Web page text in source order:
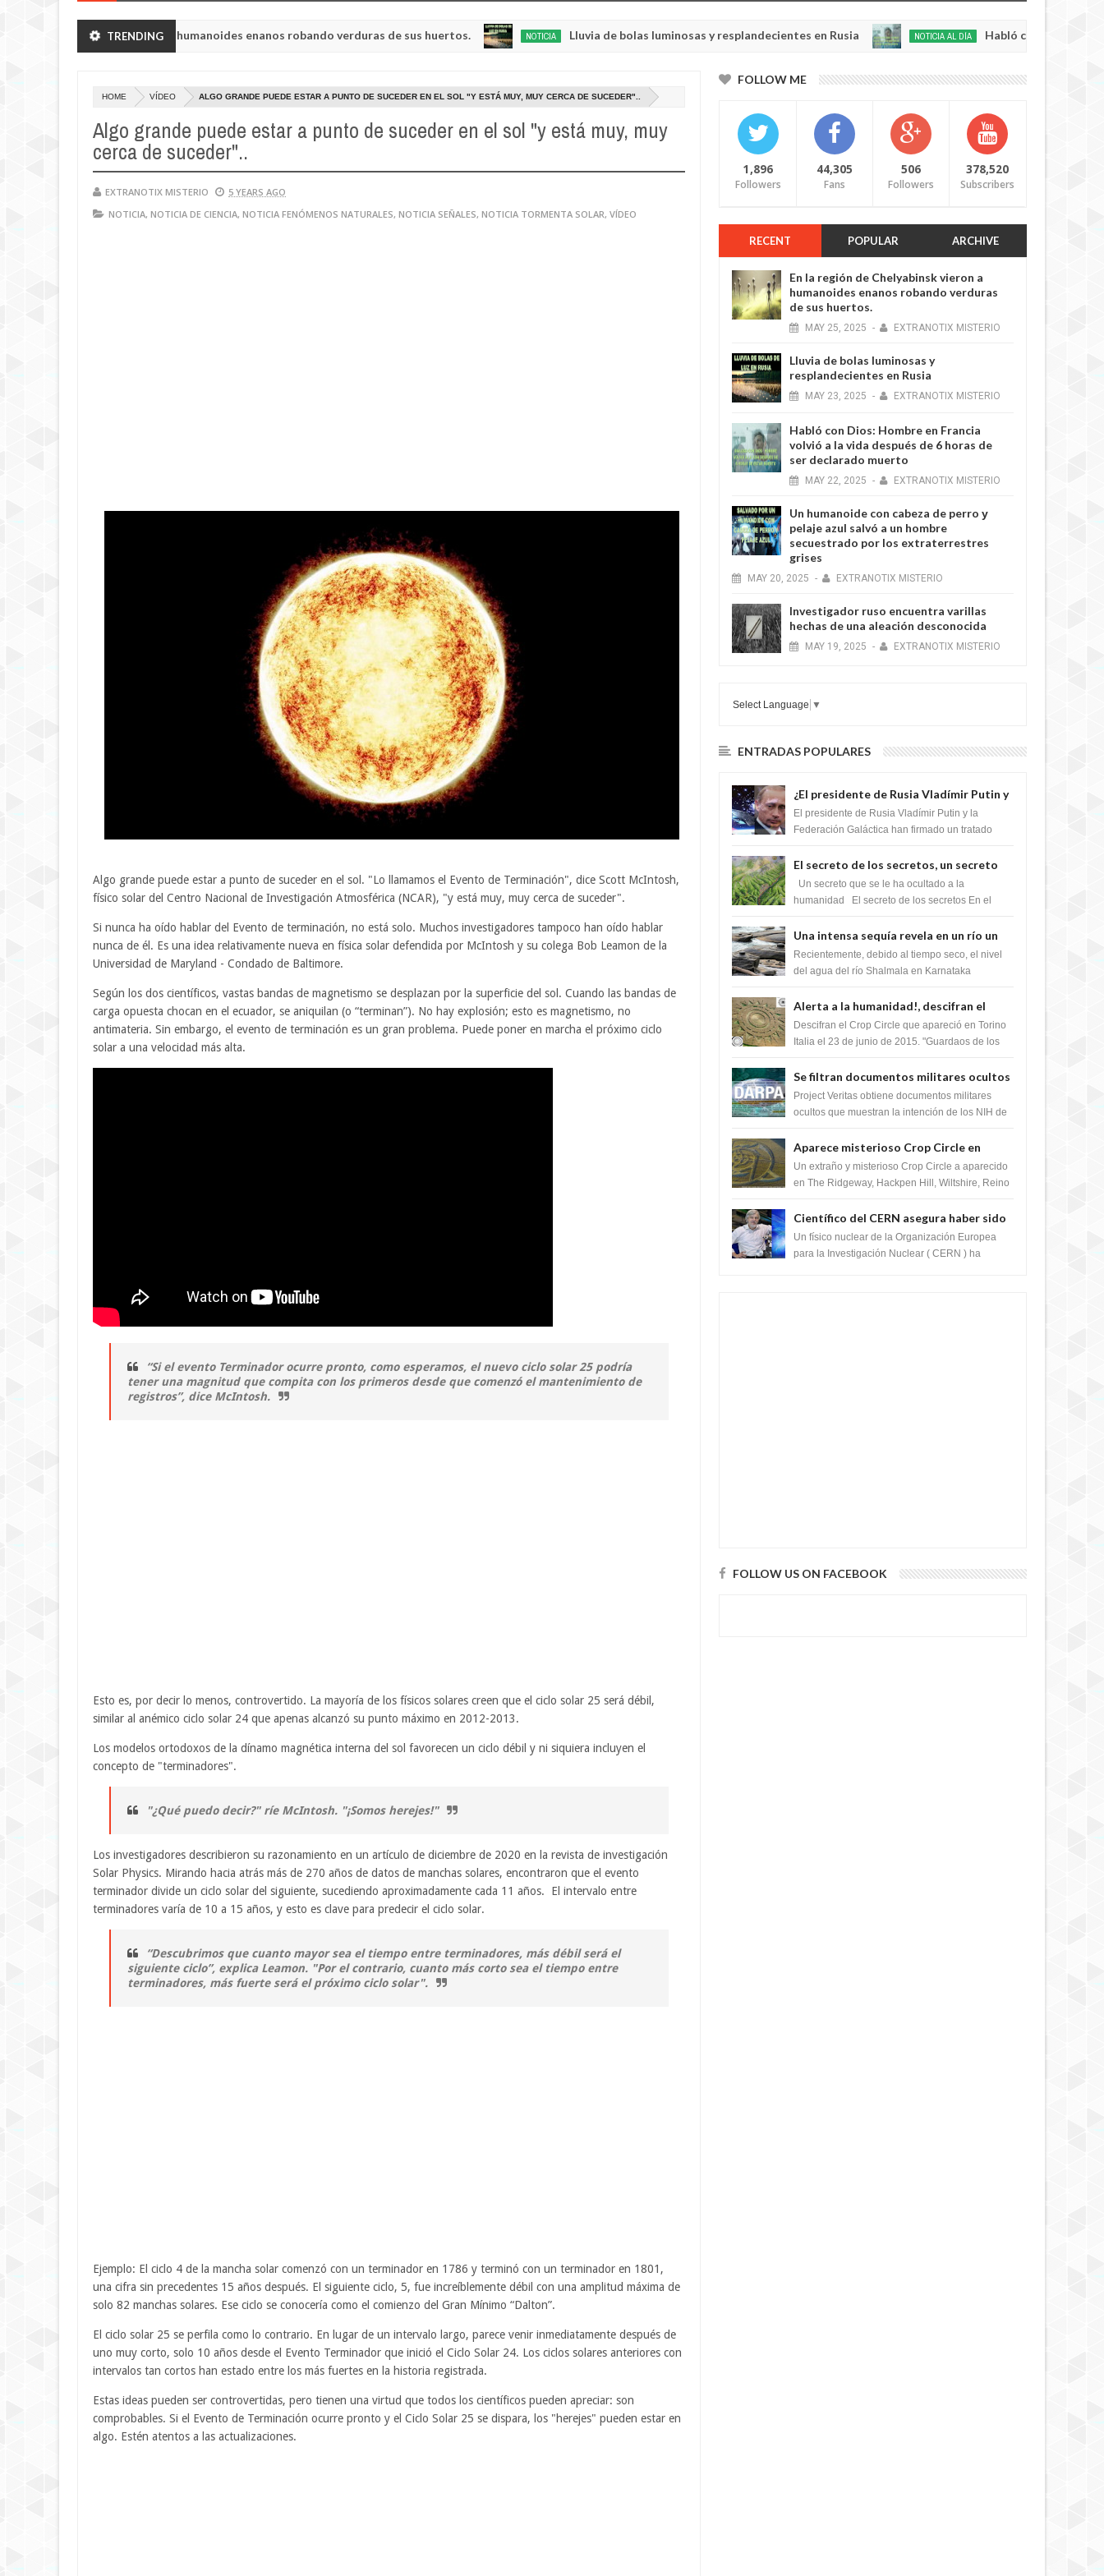
TRENDING
Chelyabinsk vieron a humanoides enanos robando verduras de sus huertos. NOTICIA Lluvia de bolas luminosas y resplandecientes en Rusia
20250
NOTICIA AL DÍA Habló con Dios: Hombre en
HOME VÍDEO ALGO GRANDE PUEDE ESTAR A PUNTO DE SUCEDER EN EL SOL "Y ESTÁ MUY, MUY CERCA DE SUCEDER"..
Algo grande puede estar a punto de suceder en el sol "y está muy, muy
cerca de suceder"..
EXTRANOTIX MISTERIO
5 YEARS AGO
NOTICIA, NOTICIA DE CIENCIA, NOTICIA FENÓMENOS NATURALES, NOTICIA SEÑALES, NOTICIA TORMENTA SOLAR, VÍDEO
Algo grande puede estar a punto de suceder en el sol. "Lo llamamos el Evento de Terminación", dice Scott McIntosh,
físico solar del Centro Nacional de Investigación Atmosférica (NCAR), "y está muy, muy cerca de suceder".
Si nunca ha oído hablar del Evento de terminación, no está solo. Muchos investigadores tampoco han oído hablar
nunca de él. Es una idea relativamente nueva en física solar defendida por McIntosh y su colega Bob Leamon de la
Universidad de Maryland - Condado de Baltimore.
Según los dos científicos, vastas bandas de magnetismo se desplazan por la superficie del sol. Cuando las bandas de
carga opuesta chocan en el ecuador, se aniquilan (o “terminan”). No hay explosión; esto es magnetismo, no
antimateria. Sin embargo, el evento de terminación es un gran problema. Puede poner en marcha el próximo ciclo
solar a una velocidad más alta.
“Si el evento Terminador ocurre pronto, como esperamos, el nuevo ciclo solar 25 podría
tener una magnitud que compita con los primeros desde que comenzó el mantenimiento de
registros”, dice McIntosh.
Esto es, por decir lo menos, controvertido. La mayoría de los físicos solares creen que el ciclo solar 25 será débil,
similar al anémico ciclo solar 24 que apenas alcanzó su punto máximo en 2012-2013.
Los modelos ortodoxos de la dínamo magnética interna del sol favorecen un ciclo débil y ni siquiera incluyen el
concepto de "terminadores".
"¿Qué puedo decir?" ríe McIntosh. "¡Somos herejes!"
Los investigadores describieron su razonamiento en un artículo de diciembre de 2020 en la revista de investigación
Solar Physics. Mirando hacia atrás más de 270 años de datos de manchas solares, encontraron que el evento
terminador divide un ciclo solar del siguiente, sucediendo aproximadamente cada 11 años. El intervalo entre
terminadores varía de 10 a 15 años, y esto es clave para predecir el ciclo solar.
“Descubrimos que cuanto mayor sea el tiempo entre terminadores, más débil será el
siguiente ciclo”, explica Leamon. "Por el contrario, cuanto más corto sea el tiempo entre
terminadores, más fuerte será el próximo ciclo solar".
Ejemplo: El ciclo 4 de la mancha solar comenzó con un terminador en 1786 y terminó con un terminador en 1801,
una cifra sin precedentes 15 años después. El siguiente ciclo, 5, fue increíblemente débil con una amplitud máxima de
solo 82 manchas solares. Ese ciclo se conocería como el comienzo del Gran Mínimo “Dalton”.
El ciclo solar 25 se perfila como lo contrario. En lugar de un intervalo largo, parece venir inmediatamente después de
uno muy corto, solo 10 años desde el Evento Terminador que inició el Ciclo Solar 24. Los ciclos solares anteriores con
intervalos tan cortos han estado entre los más fuertes en la historia registrada.
Estas ideas pueden ser controvertidas, pero tienen una virtud que todos los científicos pueden apreciar: son
comprobables. Si el Evento de Terminación ocurre pronto y el Ciclo Solar 25 se dispara, los "herejes" pueden estar en
algo. Estén atentos a las actualizaciones.
FOLLOW ME
1,896
Followers
44,305
Fans
506
Followers
378,520
Subscribers
RECENT POPULAR ARCHIVE
En la región de Chelyabinsk vieron a
humanoides enanos robando verduras
de sus huertos.
MAY 25, 2025 - EXTRANOTIX MISTERIO
Lluvia de bolas luminosas y
resplandecientes en Rusia
MAY 23, 2025 - EXTRANOTIX MISTERIO
Habló con Dios: Hombre en Francia
volvió a la vida después de 6 horas de
ser declarado muerto
MAY 22, 2025 - EXTRANOTIX MISTERIO
Un humanoide con cabeza de perro у
pelaje azul salvó a un hombre
secuestrado por los extraterrestres
grises
MAY 20, 2025 - EXTRANOTIX MISTERIO
Investigador ruso encuentra varillas
hechas de una aleación desconocida
MAY 19, 2025 - EXTRANOTIX MISTERIO
Select Language ▼
ENTRADAS POPULARES
¿El presidente de Rusia Vladímir Putin y
la Federación Galactica han firmado un
tratado para acabar con los Sionistas?
El presidente de Rusia Vladímir Putin y la
Federación Galáctica han firmado un tratado
Si...
El secreto de los secretos, un secreto
que cambiaría por completo el destino
de la humanidad
Un secreto que se le ha ocultado a la
humanidad El secreto de los secretos En el
m...
Una intensa sequía revela en un río un
impresionante hallazgo de miles de
Shiva Lingas
Recientemente, debido al tiempo seco, el nivel
del agua del río Shalmala en Karnataka
Shiv...
Alerta a la humanidad!, descifran el
mensaje del Crop Circle de Torino ,Italia
Descifran el Crop Circle que apareció en Torino
Italia el 23 de junio de 2015. "Guardaos de los
Se filtran documentos militares ocultos
que muestran la intención de los NIH de
crear el SARS-CoV-2, utilizando la
Project Veritas obtiene documentos militares
ocultos que muestran la intención de los NIH de
Aparece misterioso Crop Circle en
Reino Unido 23 de junio 2016
Un extraño y misterioso Crop Circle a aparecido
en The Ridgeway, Hackpen Hill, Wiltshire, Reino
Científico del CERN asegura haber sido
ayudado por seres de luz durante una
prueba del Colisionador de Hadrones
Un físico nuclear de la Organización Europea
para la Investigación Nuclear ( CERN ) ha
FOLLOW US ON FACEBOOK